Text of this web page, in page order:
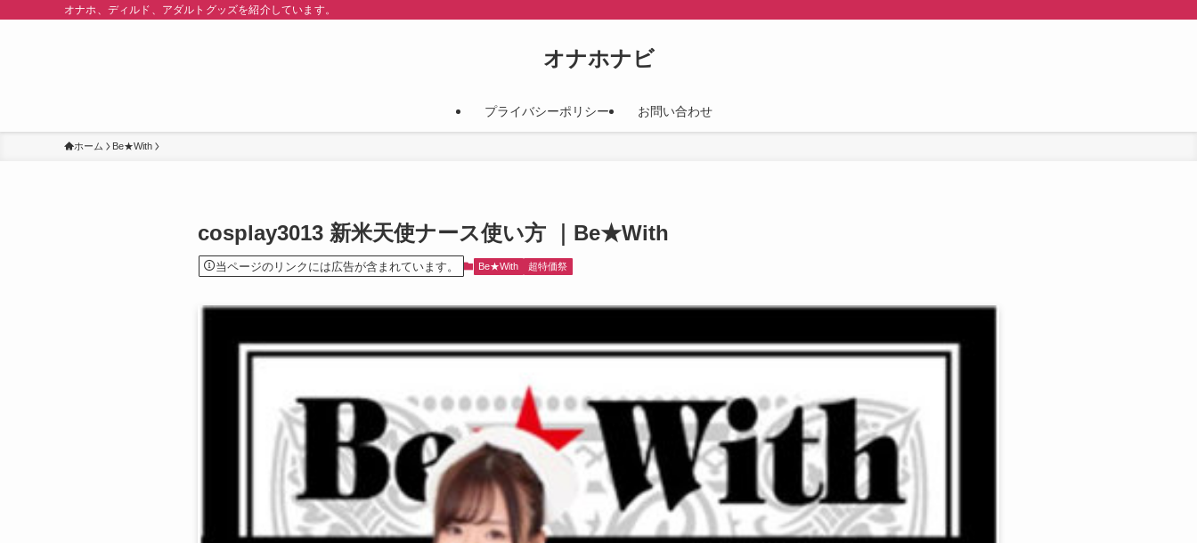
オナホ、ディルド、アダルトグッズを紹介しています。
オナホナビ
プライバシーポリシー お問い合わせ
ホーム Be★With
cosplay3013 新米天使ナース使い方 ｜Be★With
当ページのリンクには広告が含まれています。 Be★With 超特価祭